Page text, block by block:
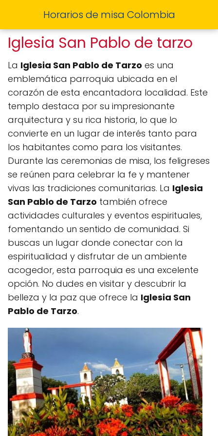
Horarios de misa Colombia
Iglesia San Pablo de tarzo
La Iglesia San Pablo de Tarzo es una
emblemática parroquia ubicada en el
corazón de esta encantadora localidad. Este
templo destaca por su impresionante
arquitectura y su rica historia, lo que lo
convierte en un lugar de interés tanto para
los habitantes como para los visitantes.
Durante las ceremonias de misa, los feligreses
se reúnen para celebrar la fe y mantener
vivas las tradiciones comunitarias. La Iglesia
San Pablo de Tarzo también ofrece
actividades culturales y eventos espirituales,
fomentando un sentido de comunidad. Si
buscas un lugar donde conectar con la
espiritualidad y disfrutar de un ambiente
acogedor, esta parroquia es una excelente
opción. No dudes en visitar y descubrir la
belleza y la paz que ofrece la Iglesia San
Pablo de Tarzo.